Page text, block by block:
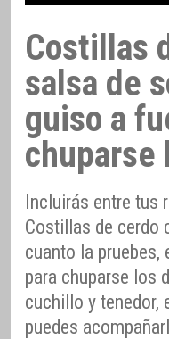
Costillas
salsa de
guiso a
chuparse
Incluirás entre tus
Costillas de cerdo
cuanto la pruebes,
para chuparse los
cuchillo y tenedor,
puedes